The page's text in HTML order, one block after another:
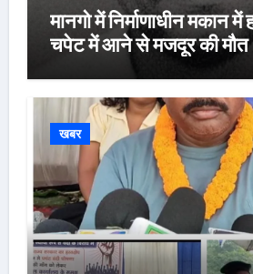
मानगो में निर्माणाधीन मकान
चपेट में आने से मजदूर की मौत
खबर